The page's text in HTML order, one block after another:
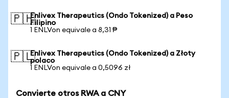
🇵🇭Enlivex Therapeutics (Ondo Tokenized) a Peso
Filipino
1 ENLVon equivale a 8,31 ₱
🇵🇱Enlivex Therapeutics (Ondo Tokenized) a Złoty
polaco
1 ENLVon equivale a 0,5096 zł
Convierte otros RWA a CNY